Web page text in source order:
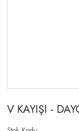
V KAYIŞI -